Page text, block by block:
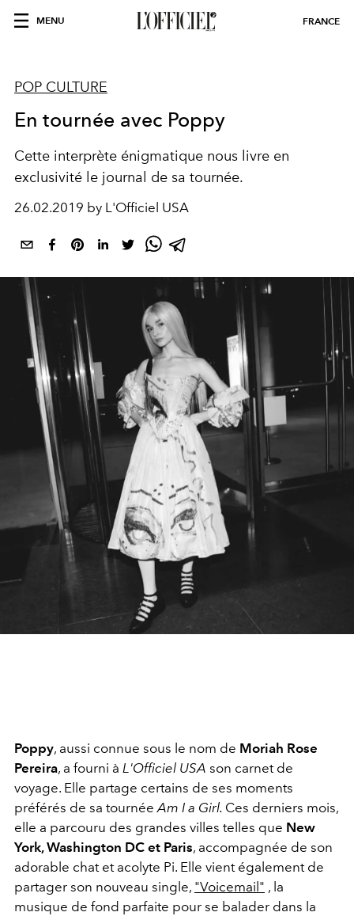
MENU FRANCE
POP CULTURE
En tournée avec Poppy
Cette interprète énigmatique nous livre en
exclusivité le journal de sa tournée.
26.02.2019 by L'Officiel USA
Poppy, aussi connue sous le nom de Moriah Rose
Pereira, a fourni à L'Officiel USA son carnet de
voyage. Elle partage certains de ses moments
préférés de sa tournéeAm I a Girl. Ces derniers mois,
elle a parcouru des grandes villes telles que New
York, Washington DC et Paris, accompagnée de son
adorable chat et acolyte Pi. Elle vient également de
partager son nouveau single, "Voicemail" , la
musique de fond parfaite pour se balader dans la